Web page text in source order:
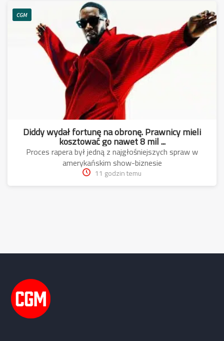
CGM
Diddy wydał fortunę na obronę. Prawnicy mieli
kosztować go nawet 8 mil ...
Proces rapera był jedną z najgłośniejszych spraw w
amerykańskim show-biznesie
11 godzin temu